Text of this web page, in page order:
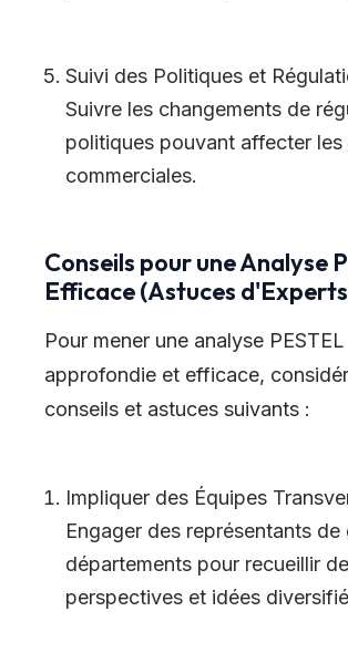
Suivi des Politiques et
Suivre les changements de
politiques pouvant affecter
commerciales.
Conseils pour une Analyse
Efficace (Astuces d'
Pour mener une analyse PESTEL
approfondie et efficace,
conseils et astuces suivants :
Impliquer des Équipes
Engager des représentants
départements pour recueillir
perspectives et idées